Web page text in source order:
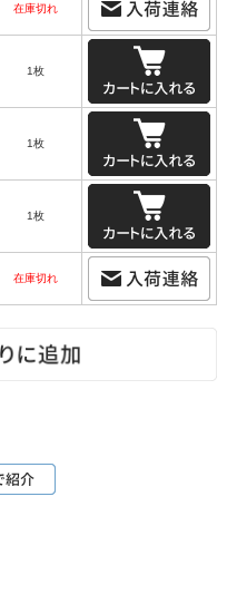
在庫切れ
1枚
1枚
1枚
在庫切れ